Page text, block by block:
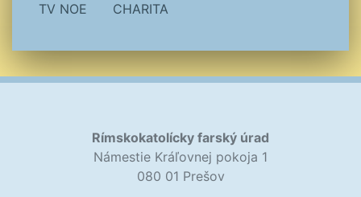
TV NOE
CHARITA
Rímskokatolícky farský úrad
Námestie Kráľovnej pokoja 1
080 01 Prešov